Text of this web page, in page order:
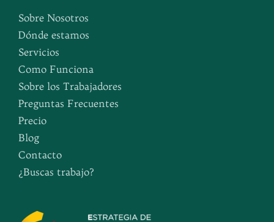
Sobre Nosotros
Dónde estamos
Servicios
Como Funciona
Sobre los Trabajadores
Preguntas Frecuentes
Precio
Blog
Contacto
¿Buscas trabajo?